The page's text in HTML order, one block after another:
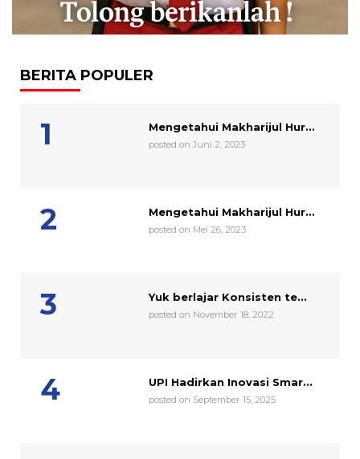
BERITA POPULER
Mengetahui Makharijul Hur...
posted on Juni 2, 2023
Mengetahui Makharijul Hur...
posted on Mei 26, 2023
Yuk berlajar Konsisten te...
posted on November 18, 2022
UPI Hadirkan Inovasi Smar...
posted on September 15, 2025